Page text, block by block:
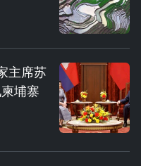
主席苏
埔寨